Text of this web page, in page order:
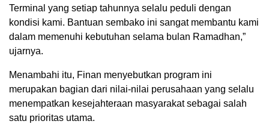
Terminal yang setiap tahunnya selalu peduli dengan
kondisi kami. Bantuan sembako ini sangat membantu kami
dalam memenuhi kebutuhan selama bulan Ramadhan,”
ujarnya.
Menambahi itu, Finan menyebutkan program ini
merupakan bagian dari nilai-nilai perusahaan yang selalu
menempatkan kesejahteraan masyarakat sebagai salah
satu prioritas utama.